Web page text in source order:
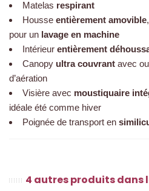
Matelas respirant
Housse entièrement amovible
pour un lavage en machine
Intérieur entièrement
Canopy ultra couvrant avec
d’aération
Visière avec moustiquaire
idéale été comme hiver
Poignée de transport en
4 autres produits dans